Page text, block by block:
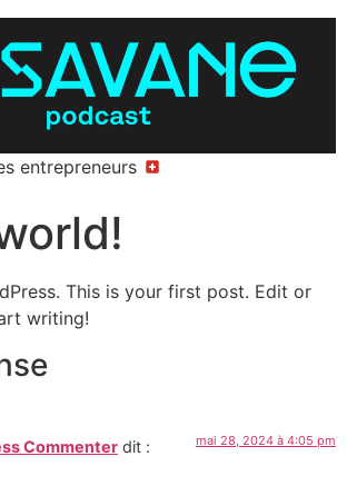
entrepreneurs
This is your first post. Edit or
writing!
Commenter dit : mai 28, 2024 à 4:05 pm